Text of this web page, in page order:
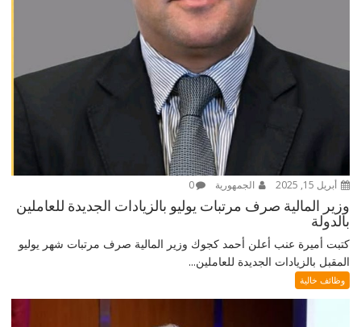
أبريل 15, 2025 الجمهورية 0
وزير المالية صرف مرتبات يوليو بالزيادات الجديدة للعاملين
بالدولة
كتبت أميرة عنب أعلن أحمد كجوك وزير المالية صرف مرتبات شهر يوليو
المقبل بالزيادات الجديدة للعاملين...
وظائف خالية